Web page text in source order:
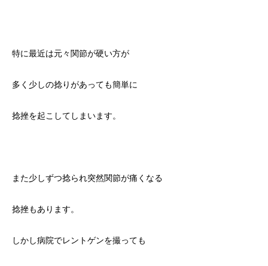
特に最近は元々関節が硬い方が
多く少しの捻りがあっても簡単に
捻挫を起こしてしまいます。
また少しずつ捻られ突然関節が痛くなる
捻挫もあります。
しかし病院でレントゲンを撮っても